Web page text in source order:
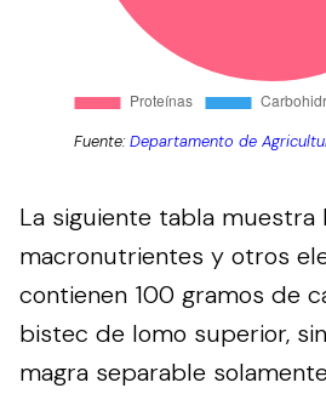
Fuente:Departamento de
La siguiente tabla muestra
macronutrientes y otros
contienen 100 gramos de
bistec de lomo superior,
magra separable